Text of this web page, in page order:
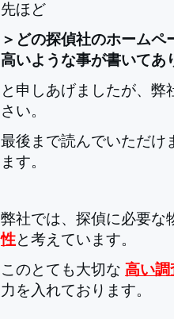
先ほど
＞どの探偵社のホーム
高いような事が書いてあ
と申しあげましたが、
さい。
最後まで読んでいただけ
ます。
弊社では、探偵に必要な
性と考えています。
このとても大切な 高い調
力を入れております。